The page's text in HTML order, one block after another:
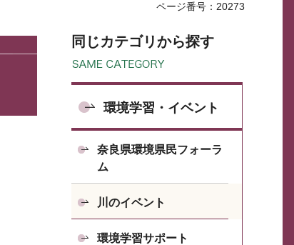
ページ番号：20273
同じカテゴリから探す
環境学習・イベント
奈良県環境県民フォーラ
ム
川のイベント
環境学習サポート